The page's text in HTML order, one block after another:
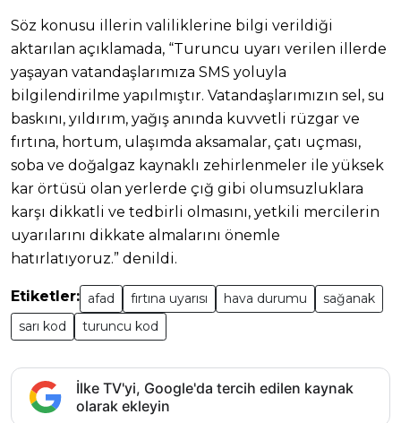
Söz konusu illerin valiliklerine bilgi verildiği
aktarılan açıklamada, “Turuncu uyarı verilen illerde
yaşayan vatandaşlarımıza SMS yoluyla
bilgilendirilme yapılmıştır. Vatandaşlarımızın sel, su
baskını, yıldırım, yağış anında kuvvetli rüzgar ve
fırtına, hortum, ulaşımda aksamalar, çatı uçması,
soba ve doğalgaz kaynaklı zehirlenmeler ile yüksek
kar örtüsü olan yerlerde çığ gibi olumsuzluklara
karşı dikkatli ve tedbirli olmasını, yetkili mercilerin
uyarılarını dikkate almalarını önemle
hatırlatıyoruz.” denildi.
Etiketler: afad fırtına uyarısı hava durumu
sağanak
sarı kod
turuncu kod
İlke TV'yi, Google'da tercih edilen kaynak
olarak ekleyin